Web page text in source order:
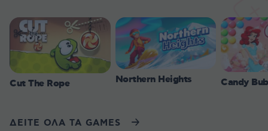
Cut The Rope Northern Heights Candy
ΔΕΙΤΕ ΟΛΑ ΤΑ GAMES